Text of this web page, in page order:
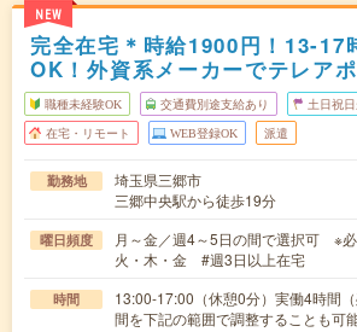
NEW
完全在宅＊時給1900円！13-17
OK！外資系メーカーでテレアポ
職種未経験OK 交通費別途支給あり 土日祝
在宅・リモート WEB登録OK 派遣
勤務地
埼玉県三郷市
三郷中央駅から徒歩19分
曜日頻度
月～金／週4～5日の間で選択可 ※必
火・木・金 #週3日以上在宅
時間
13:00-17:00（休憩0分）実働4時間
間を下記の範囲で調整することも可